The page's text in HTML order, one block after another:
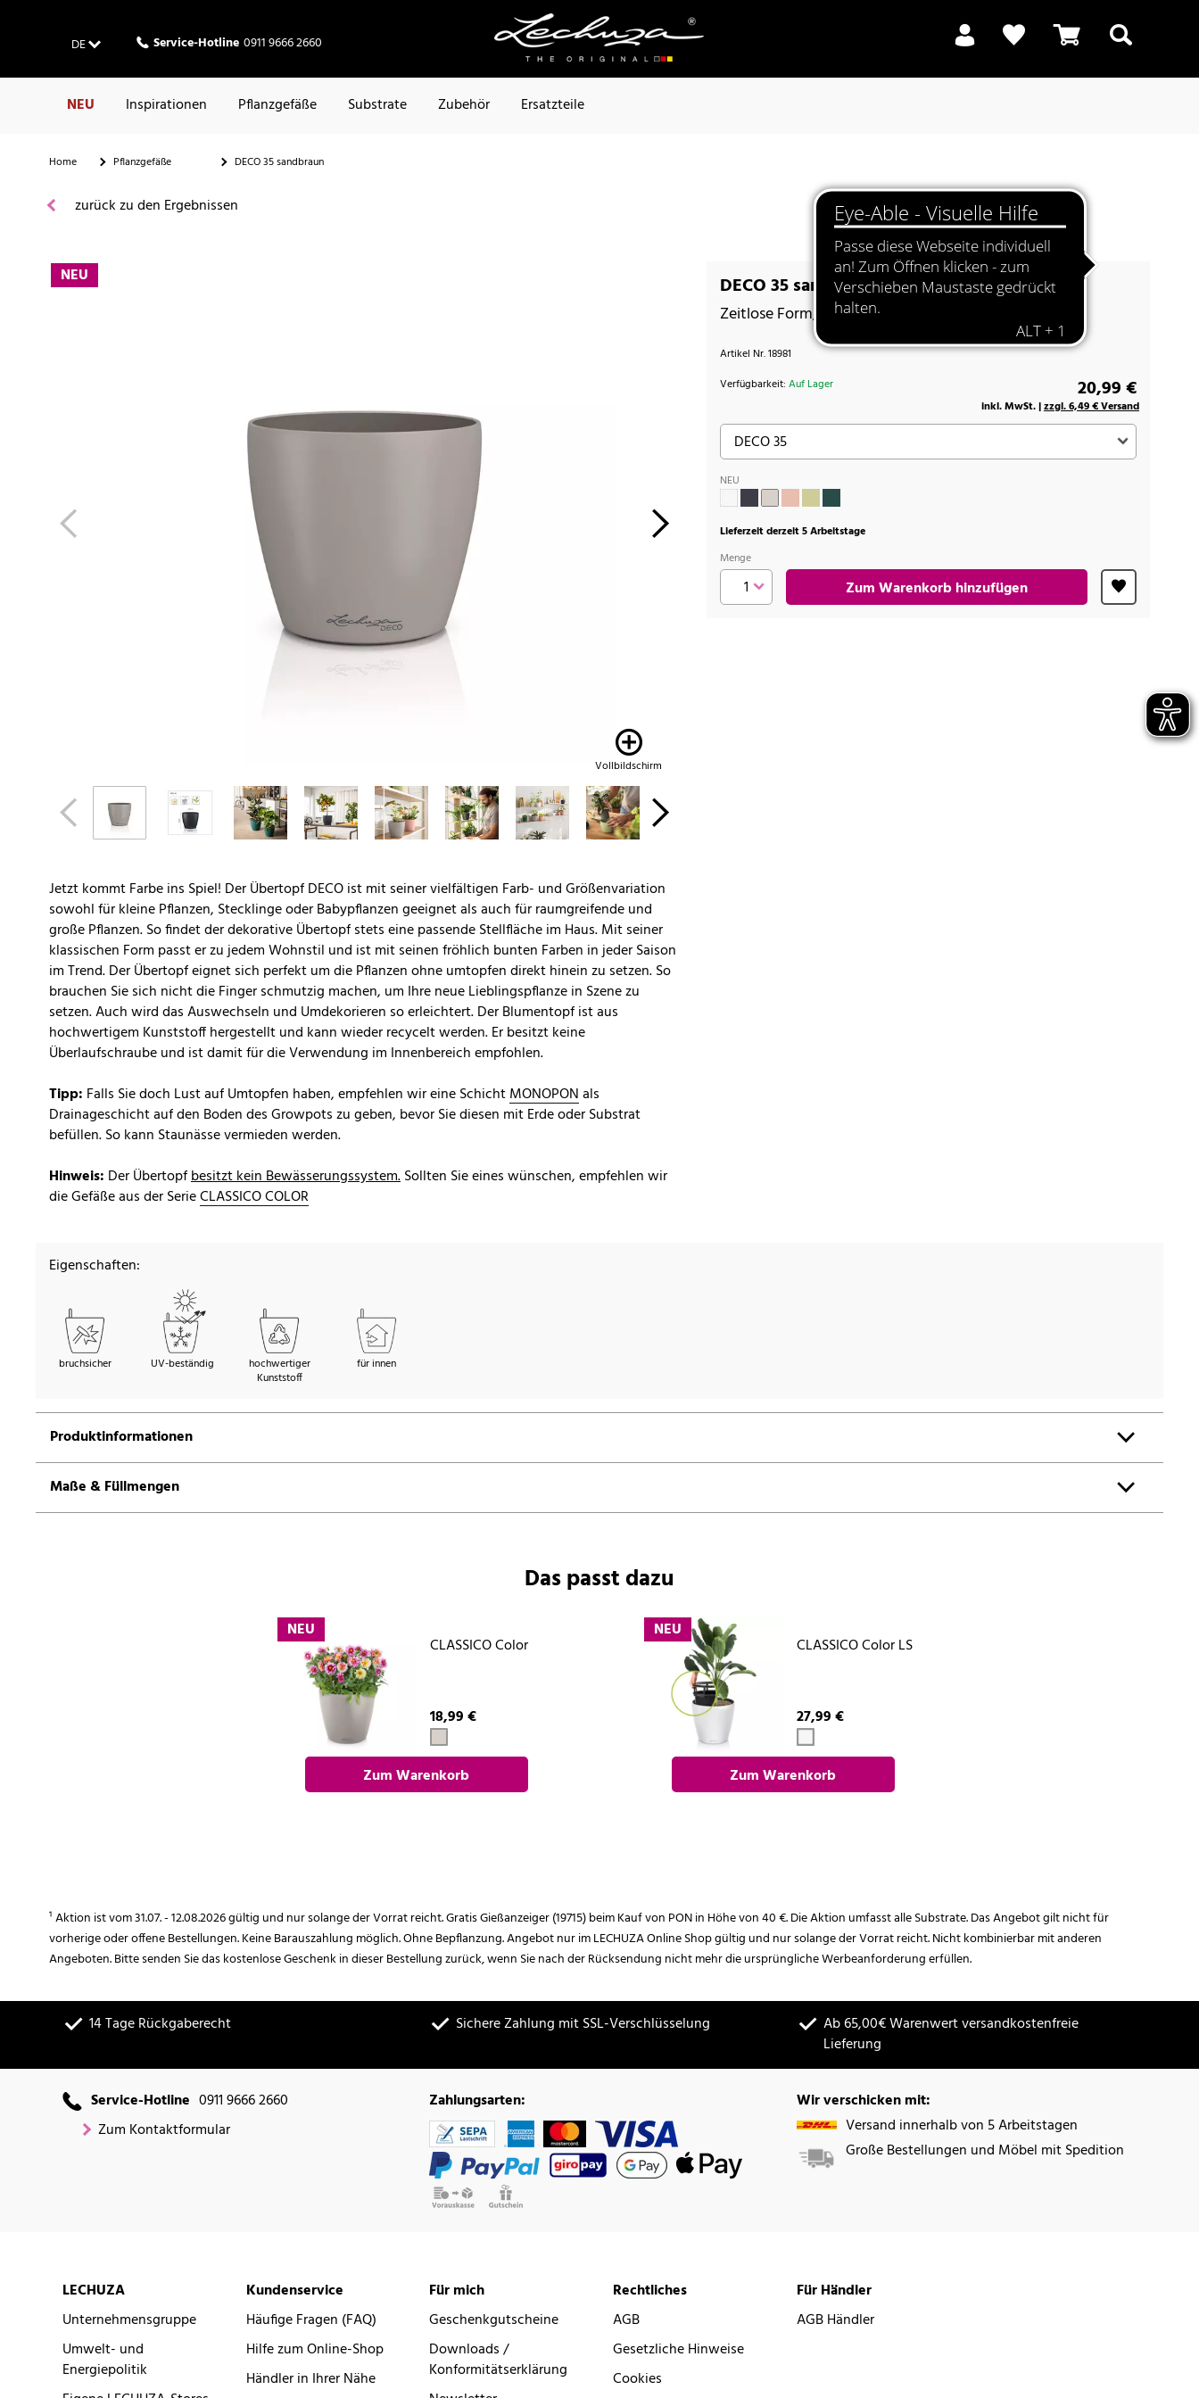
DE Service-Hotline 0911 9666 2660
NEU Inspirationen Pflanzgefäße Substrate Zubehör Ersatzteile
Suchen
Home Pflanzgefäße DECO 35 sandbraun
zurück zu den Ergebnissen
NEU
Vollbildschirm
DECO 35 sandbraun
Zeitlose Form, trendige Farben
Artikel Nr.18981
Verfügbarkeit:Auf Lager 20,99 €
inkl. MwSt. |zzgl. 6,49 € Versand
NEU
Lieferzeit derzeit 5 Arbeitstage
Menge
Zum Warenkorb hinzufügen
Jetzt kommt Farbe ins Spiel! Der Übertopf DECO ist mit seiner vielfältigen Farb- und Größenvariation
sowohl für kleine Pflanzen, Stecklinge oder Babypflanzen geeignet als auch für raumgreifende und
große Pflanzen. So findet der dekorative Übertopf stets eine passende Stellfläche im Haus. Mit seiner
klassischen Form passt er zu jedem Wohnstil und ist mit seinen fröhlich bunten Farben in jeder Saison
im Trend. Der Übertopf eignet sich perfekt um die Pflanzen ohne umtopfen direkt hinein zu setzen. So
brauchen Sie sich nicht die Finger schmutzig machen, um Ihre neue Lieblingspflanze in Szene zu
setzen. Auch wird das Auswechseln und Umdekorieren so erleichtert. Der Blumentopf ist aus
hochwertigem Kunststoff hergestellt und kann wieder recycelt werden. Er besitzt keine
Überlaufschraube und ist damit für die Verwendung im Innenbereich empfohlen.
Tipp: Falls Sie doch Lust auf Umtopfen haben, empfehlen wir eine SchichtMONOPONals
Drainageschicht auf den Boden des Growpots zu geben, bevor Sie diesen mit Erde oder Substrat
befüllen. So kann Staunässe vermieden werden.
Hinweis: Der Übertopfbesitzt kein Bewässerungssystem.Sollten Sie eines wünschen, empfehlen wir
die Gefäße aus der SerieCLASSICO COLOR
Eigenschaften:
bruchsicher UV-beständig
hochwertiger
Kunststoff
für innen
Produktinformationen
Maße & Füllmengen
Das passt dazu
NEU
CLASSICO Color
18,99 €
Zum Warenkorb
NEU
CLASSICO Color LS
27,99 €
Zum Warenkorb
¹ Aktion ist vom 31.07. - 12.08.2026 gültig und nur solange der Vorrat reicht. Gratis Gießanzeiger (19715) beim Kauf von PON in Höhe von 40 €. Die Aktion umfasst alle Substrate. Das Angebot gilt nicht für
vorherige oder offene Bestellungen. Keine Barauszahlung möglich. Ohne Bepflanzung. Angebot nur im LECHUZA Online Shop gültig und nur solange der Vorrat reicht. Nicht kombinierbar mit anderen
Angeboten. Bitte senden Sie das kostenlose Geschenk in dieser Bestellung zurück, wenn Sie nach der Rücksendung nicht mehr die ursprüngliche Werbeanforderung erfüllen.
14 Tage Rückgaberecht Sichere Zahlung mit SSL-Verschlüsselung
Ab 65,00€ Warenwert versandkostenfreie
Lieferung
Service-Hotline 0911 9666 2660
Zum Kontaktformular
Zahlungsarten:
Wir verschicken mit:
Versand innerhalb von 5 Arbeitstagen
Große Bestellungen und Möbel mit Spedition
LECHUZA
Unternehmensgruppe
Umwelt- und
Energiepolitik
Kundenservice
Häufige Fragen (FAQ)
Hilfe zum Online-Shop
Händler in Ihrer Nähe
Für mich
Geschenkgutscheine
Downloads /
Konformitätserklärung
Rechtliches
AGB
Gesetzliche Hinweise
Cookies
Für Händler
AGB Händler